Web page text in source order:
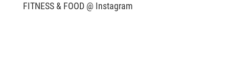
FITNESS & FOOD @ Instagram